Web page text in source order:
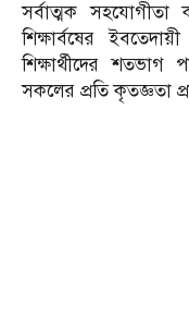
সর্বাত্মক
শিক্ষার্বষের
শিক্ষার্থীদের শতভাগ
সকলের প্রতি কৃতজ্ঞতা